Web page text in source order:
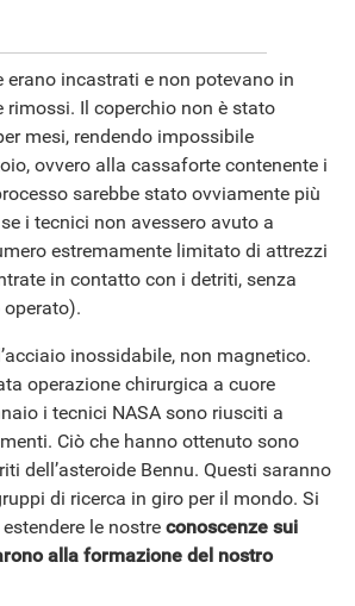
erano incastrati e non potevano in
rimossi. Il coperchio non è stato
mesi, rendendo impossibile
ovvero alla cassaforte contenente i
sarebbe stato ovviamente più
i tecnici non avessero avuto a
estremamente limitato di attrezzi
in contatto con i detriti, senza
operato).
inossidabile, non magnetico.
operazione chirurgica a cuore
i tecnici NASA sono riusciti a
Ciò che hanno ottenuto sono
dell’asteroide Bennu. Questi saranno
di ricerca in giro per il mondo. Si
le nostre conoscenze sui
alla formazione del nostro